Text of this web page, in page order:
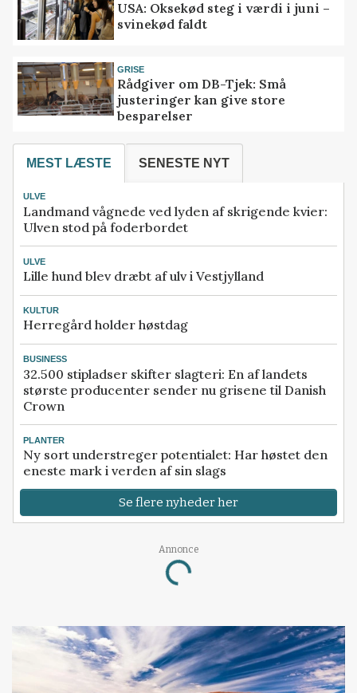
USA: Oksekød steg i værdi i juni –
svinekød faldt
GRISE
Rådgiver om DB-Tjek: Små
justeringer kan give store
besparelser
MEST LÆSTE SENESTE NYT
ULVE
Landmand vågnede ved lyden af skrigende kvier:
Ulven stod på foderbordet
ULVE
Lille hund blev dræbt af ulv i Vestjylland
KULTUR
Herregård holder høstdag
BUSINESS
32.500 stipladser skifter slagteri: En af landets
største producenter sender nu grisene til Danish
Crown
PLANTER
Ny sort understreger potentialet: Har høstet den
eneste mark i verden af sin slags
Se flere nyheder her
Annonce
Loading...